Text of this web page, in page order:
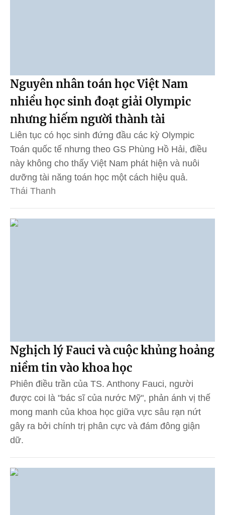
Nguyên nhân toán học Việt Nam
nhiều học sinh đoạt giải Olympic
nhưng hiếm người thành tài
Liên tục có học sinh đứng đầu các kỳ Olympic
Toán quốc tế nhưng theo GS Phùng Hồ Hải, điều
này không cho thấy Việt Nam phát hiện và nuôi
dưỡng tài năng toán học một cách hiệu quả.
Thái Thanh
Nghịch lý Fauci và cuộc khủng hoảng
niềm tin vào khoa học
Phiên điều trần của TS. Anthony Fauci, người
được coi là "bác sĩ của nước Mỹ", phản ánh vị thế
mong manh của khoa học giữa vực sâu rạn nứt
gây ra bởi chính trị phân cực và đám đông giận
dữ.